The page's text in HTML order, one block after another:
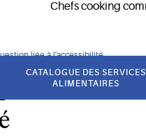
liée à l'accessibilité.
CATALOGUE DES SERVICES
ALIMENTAIRES